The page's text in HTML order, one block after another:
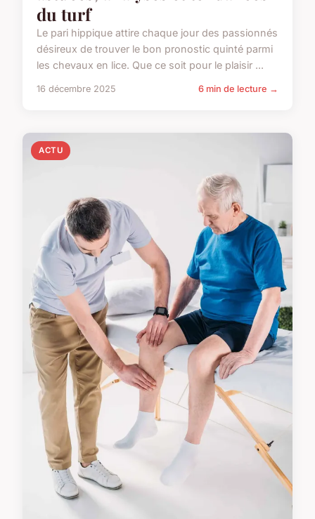
du turf
Le pari hippique attire chaque jour des passionnés
désireux de trouver le bon pronostic quinté parmi
les chevaux en lice. Que ce soit pour le plaisir ...
16 décembre 2025 6 min de lecture →
ACTU